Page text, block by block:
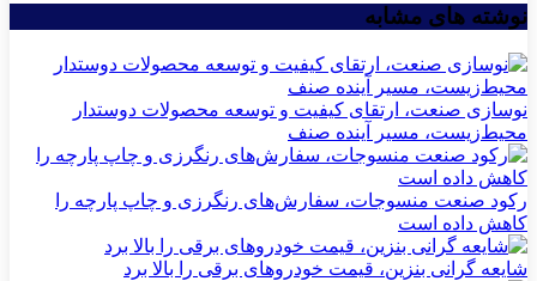
نوشته های مشابه
نوسازی صنعت، ارتقای کیفیت و توسعه محصولات دوستدار
محیط‌زیست، مسیر آینده صنف
رکود صنعت منسوجات، سفارش‌های رنگرزی و چاپ پارچه را
کاهش داده است
شایعه گرانی بنزین، قیمت خودروهای برقی را بالا برد